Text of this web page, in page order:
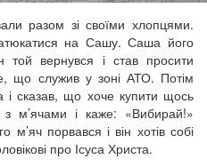
разом зі своїми хлопцями.
на Сашу. Саша його
той вернувся і став просити
що служив у зоні АТО. Потім
і сказав, що хоче купити щось
м’ячами і каже: «Вибирай!»
м’яч порвався і він хотів собі
про Ісуса Христа.